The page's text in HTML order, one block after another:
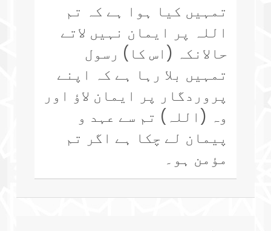
تمہیں کیا ہوا ہے کہ تم
اللہ پر ایمان نہیں لاتے
حالانکہ (اس کا) رسول
تمہیں بلا رہا ہے کہ اپنے
پروردگار پر ایمان لاؤ اور
وہ (اللہ) تم سے عہد و
پیمان لے چکا ہے اگر تم
مؤمن ہو۔